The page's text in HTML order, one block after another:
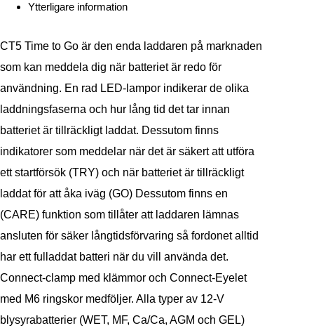
Ytterligare information
CT5 Time to Go är den enda laddaren på marknaden
som kan meddela dig när batteriet är redo för
användning. En rad LED-lampor indikerar de olika
laddningsfaserna och hur lång tid det tar innan
batteriet är tillräckligt laddat. Dessutom finns
indikatorer som meddelar när det är säkert att utföra
ett startförsök (TRY) och när batteriet är tillräckligt
laddat för att åka iväg (GO) Dessutom finns en
(CARE) funktion som tillåter att laddaren lämnas
ansluten för säker långtidsförvaring så fordonet alltid
har ett fulladdat batteri när du vill använda det.
Connect-clamp med klämmor och Connect-Eyelet
med M6 ringskor medföljer. Alla typer av 12-V
blysyrabatterier (WET, MF, Ca/Ca, AGM och GEL)